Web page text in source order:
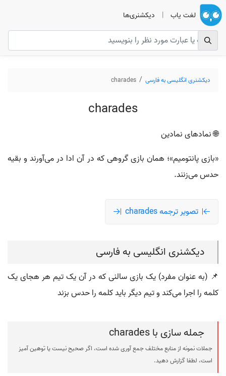
لغت یاب | دیکشنری‌ها
دیکشنری انگلیسی به فارسی charades
charades
🌐 نمادهای نمادین
«بازی پانتومیم»؛ همان بازی گروهی که در آن ادا در می‌آورند و بقیه
حدس می‌زنند.
تصویر ترجمه charades
دیکشنری انگلیسی به فارسی
📌 (به عنوان مفرد) یک بازی سالنی که در آن یک تیم هر هجای یک
کلمه را اجرا می‌کند و تیم دیگر باید کلمه را حدس بزند
جمله سازی با charades
جملات نمونه از منابع مختلف جمع آوری شده است، اگر صحیح نیست یا توهین آمیز
است، لطفا گزارش دهید.